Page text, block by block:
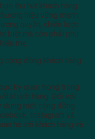
thu hút khách hàng,
hiệu vững mạnh.
quyền, chiến lược
biệt mà còn phải phù
mẹ.
cộng đồng khách hàng
kỳ quan trọng trong
khách hàng. Đối với
dựng một cộng đồng
Instagram và
hệ với khách hàng và